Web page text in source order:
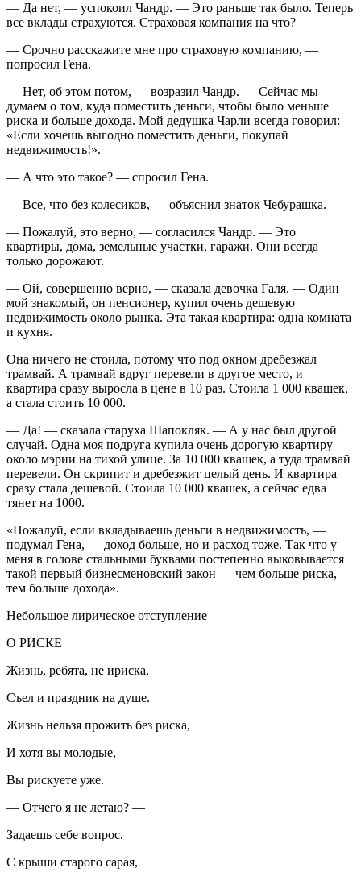
— Да нет, — успокоил Чандр. — Это раньше так было. Теперь
все вклады страхуются. Страховая компания на что?
— Срочно расскажите мне про страховую компанию, —
попросил Гена.
— Нет, об этом потом, — возразил Чандр. — Сейчас мы
думаем о том, куда поместить деньги, чтобы было меньше
риска и больше дохода. Мой дедушка Чарли всегда говорил:
«Если хочешь выгодно поместить деньги, покупай
недвижимость!».
— А что это такое? — спросил Гена.
— Все, что без колесиков, — объяснил знаток Чебурашка.
— Пожалуй, это верно, — согласился Чандр. — Это
квартиры, дома, земельные участки, гаражи. Они всегда
только дорожают.
— Ой, совершенно верно, — сказала девочка Галя. — Один
мой знакомый, он пенсионер, купил очень дешевую
недвижимость около рынка. Эта такая квартира: одна комната
и кухня.
Она ничего не стоила, потому что под окном дребезжал
трамвай. А трамвай вдруг перевели в другое место, и
квартира сразу выросла в цене в 10 раз. Стоила 1 000 квашек,
а стала стоить 10 000.
— Да! — сказала старуха Шапокляк. — А у нас был другой
случай. Одна моя подруга купила очень дорогую квартиру
около мэрии на тихой улице. За 10 000 квашек, а туда трамвай
перевели. Он скрипит и дребезжит целый день. И квартира
сразу стала дешевой. Стоила 10 000 квашек, а сейчас едва
тянет на 1000.
«Пожалуй, если вкладываешь деньги в недвижимость, —
подумал Гена, — доход больше, но и расход тоже. Так что у
меня в голове стальными буквами постепенно выковывается
такой первый бизнесменовский закон — чем больше риска,
тем больше дохода».
Небольшое лирическое отступление
О РИСКЕ
Жизнь, ребята, не ириска,
Съел и праздник на душе.
Жизнь нельзя прожить без риска,
И хотя вы молодые,
Вы рискуете уже.
— Отчего я не летаю? —
Задаешь себе вопрос.
С крыши старого сарая,